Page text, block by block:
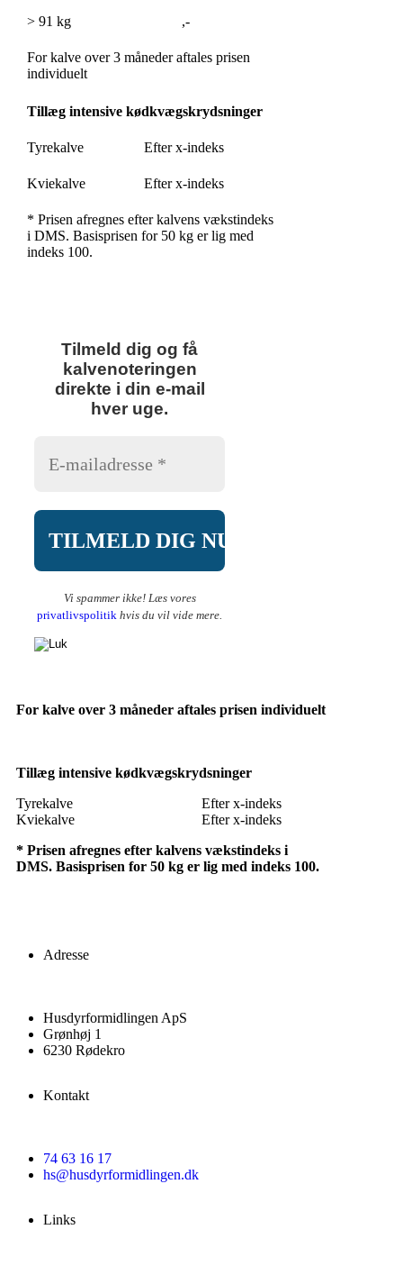
> 91 kg ,-
For kalve over 3 måneder aftales prisen
individuelt
Tillæg intensive kødkvægskrydsninger
Tyrekalve Efter x-indeks
Kviekalve Efter x-indeks
* Prisen afregnes efter kalvens vækstindeks
i DMS. Basisprisen for 50 kg er lig med
indeks 100.
Tilmeld dig og få
kalvenoteringen
direkte i din e-mail
hver uge.
Vi spammer ikke! Læs vores
privatlivspolitik hvis du vil vide mere.
For kalve over 3 måneder aftales prisen individuelt
Tillæg intensive kødkvægskrydsninger
Tyrekalve
Efter x-indeks
Kviekalve
Efter x-indeks
* Prisen afregnes efter kalvens vækstindeks i
DMS. Basisprisen for 50 kg er lig med indeks 100.
Adresse
Husdyrformidlingen ApS
Grønhøj 1
6230 Rødekro
Kontakt
74 63 16 17
hs@husdyrformidlingen.dk
Links